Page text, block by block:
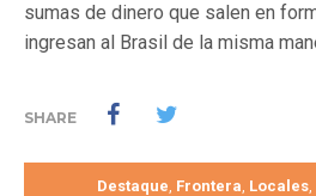
sumas de dinero que salen en
ingresan al Brasil de la misma
SHARE
Destaque, Frontera, Locales,